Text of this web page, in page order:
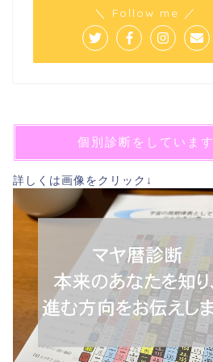
＼ Follow me ／
個別診断をしています
詳しくは画像をクリック↓